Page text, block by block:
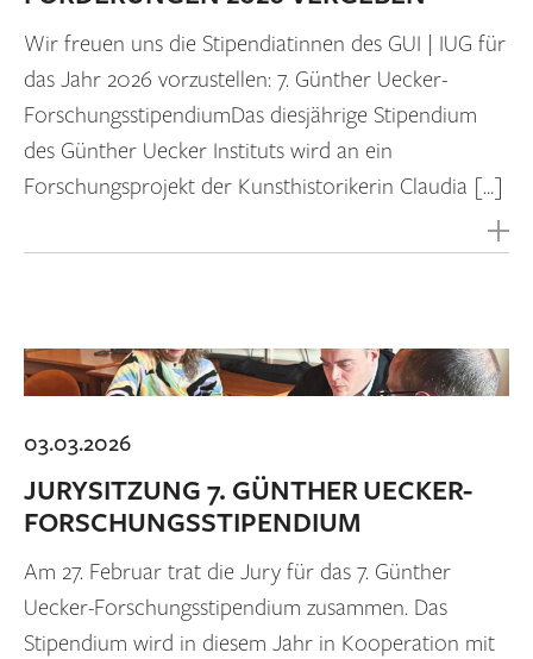
Wir freuen uns die Stipendiatinnen des GUI | IUG für
das Jahr 2026 vorzustellen: 7. Günther Uecker-
ForschungsstipendiumDas diesjährige Stipendium
des Günther Uecker Instituts wird an ein
Forschungsprojekt der Kunsthistorikerin Claudia […]
03.03.2026
JURYSITZUNG 7. GÜNTHER UECKER-
FORSCHUNGSSTIPENDIUM
Am 27. Februar trat die Jury für das 7. Günther
Uecker-Forschungsstipendium zusammen. Das
Stipendium wird in diesem Jahr in Kooperation mit